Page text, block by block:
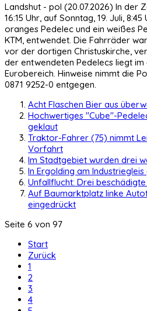
Landshut - pol (20.07.2026) In der
16:15 Uhr, auf Sonntag, 19. Juli,
oranges Pedelec und ein weißes
KTM, entwendet. Die Fahrräder
vor der dortigen Christuskirche,
der entwendeten Pedelecs liegt
Eurobereich. Hinweise nimmt die
0871 9252-0 entgegen.
Acht Flaschen Bier aus
Hochwertiges "Cube"-
geklaut
Traktor-Fahrer (75) nimmt
Vorfahrt
Im Stadtgebiet wurden drei
In Ergolding am
Unfallflucht: Drei
Auf Baumarktplatz linke
eingedrückt
Seite 6 von 97
Start
Zurück
1
2
3
4